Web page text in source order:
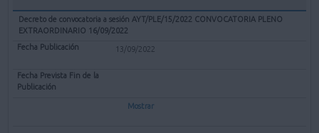
Decreto de convocatoria a sesión AYT/PLE/15/2022 CONVOCATORIA PLENO
EXTRAORDINARIO 16/09/2022
13/09/2022
Mostrar